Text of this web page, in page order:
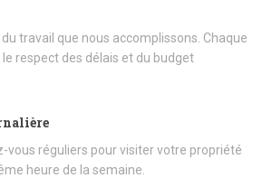
travail que nous accomplissons. Chaque
respect des délais et du budget
vous réguliers pour visiter votre propriété
heure de la semaine.